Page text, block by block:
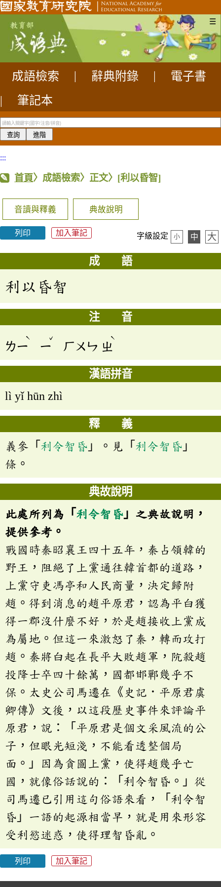
☰
成語檢索 辭典附錄
電子書
|
筆記本
:::
首頁〉成語檢索〉正文〉 [利以昏智]
音讀與釋義 典故說明
列印 加入筆記 字級設定 小 中 大
成 語
利以昏智
注 音
ㄌㄧ
ˋ
ㄧ
ˇ
ㄏㄨㄣ ㄓ
ˋ
漢語拼音
lì yǐ hūn zhì
釋 義
義參「 利令智昏 」。見「 利令智昏 」
條。
典故說明
此處所列為「 利令智昏 」之典故說明，
提供參考。
戰國時秦昭襄王四十五年，秦占領韓的
野王，阻絕了上黨通往韓首都的道路，
上黨守吏馮亭和人民商量，決定歸附
趙。得到消息的趙平原君，認為平白獲
得一郡沒什麼不好，於是趙接收上黨成
為屬地。但這一來激怒了秦，轉而攻打
趙。秦將白起在長平大敗趙軍，阬殺趙
投降士卒四十餘萬，國都邯鄲幾乎不
保。太史公司馬遷在《史記．平原君虞
卿傳》文後，以這段歷史事件來評論平
原君，說：「平原君是個文采風流的公
子，但眼光短淺，不能看透整個局
面。」因為貪圖上黨，使得趙幾乎亡
國，就像俗話說的：「利令智昏。」從
司馬遷已引用這句俗語來看，「利令智
昏」一語的起源相當早，就是用來形容
受利慾迷惑，使得理智昏亂。
列印 加入筆記